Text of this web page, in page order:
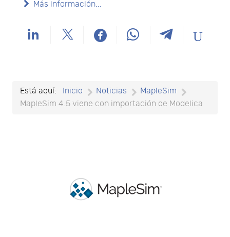
Más información...
Está aquí: Inicio Noticias
MapleSim
MapleSim 4.5 viene con importación de Modelica